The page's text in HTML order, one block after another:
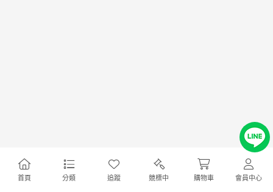
首頁 分類 追蹤 競標中 購物車 會員中心